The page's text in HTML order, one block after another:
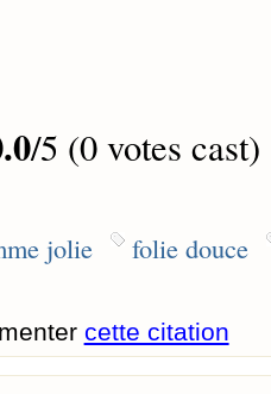
/5 (0 votes cast)
jolie folie douce
cette citation